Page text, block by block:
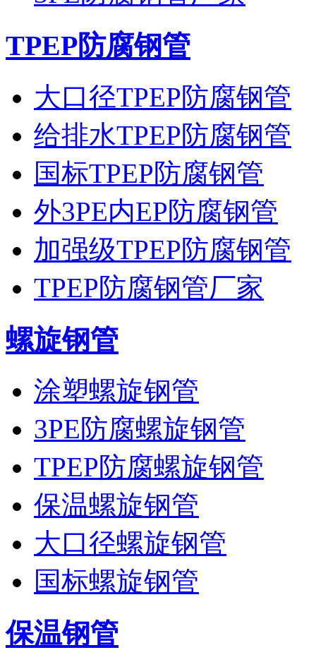
TPEP防腐钢管
大口径TPEP防腐钢管
给排水TPEP防腐钢管
国标TPEP防腐钢管
外3PE内EP防腐钢管
加强级TPEP防腐钢管
TPEP防腐钢管厂家
螺旋钢管
涂塑螺旋钢管
3PE防腐螺旋钢管
TPEP防腐螺旋钢管
保温螺旋钢管
大口径螺旋钢管
国标螺旋钢管
保温钢管